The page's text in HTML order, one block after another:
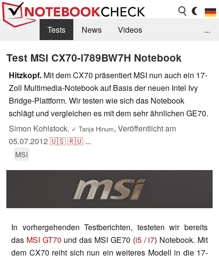
Tests News
Videos
Kaufberatung
Deals Suche
Jobs
Forum
...
Test MSI CX70-i789BW7H Notebook
Hitzkopf. Mit dem CX70 präsentiert MSI nun auch ein 17-
Zoll Multimedia-Notebook auf Basis der neuen Intel Ivy
Bridge-Plattform. Wir testen wie sich das Notebook
schlägt und vergleichen es mit dem sehr ähnlichen GE70.
Simon Kohlstock, ✓ Tanja Hinum, Veröffentlicht am
05.07.2012 🇺🇸🇷🇺 ...
MSI
In vorhergehenden Testberichten, testeten wir bereits
das MSI GT70 und das MSI GE70 (i5/i7) Notebook. Mit
dem CX70 reiht sich nun ein weiteres Modell in die 17-